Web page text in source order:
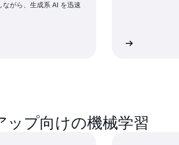
ながら、生成系 AI を迅速
ップ向けの機械学習